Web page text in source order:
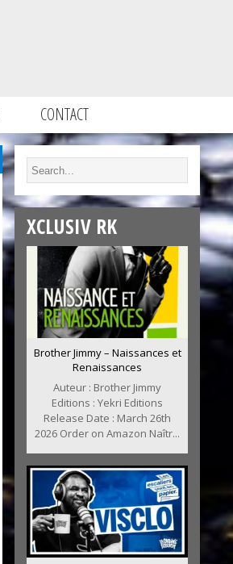
CONTACT
XCLUSIV RK
Brother Jimmy – Naissances et
Renaissances
Auteur : Brother Jimmy
Editions : Yekri Editions
Release Date : March 26th
2026 Order on Amazon Naîtr...